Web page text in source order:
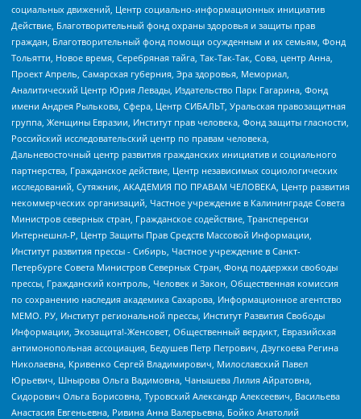
социальных движений, Центр социально-информационных инициатив
Действие, Благотворительный фонд охраны здоровья и защиты прав
граждан, Благотворительный фонд помощи осужденным и их семьям, Фонд
Тольятти, Новое время, Серебряная тайга, Так-Так-Так, Сова, центр Анна,
Проект Апрель, Самарская губерния, Эра здоровья, Мемориал,
Аналитический Центр Юрия Левады, Издательство Парк Гагарина, Фонд
имени Андрея Рылькова, Сфера, Центр СИБАЛЬТ, Уральская правозащитная
группа, Женщины Евразии, Институт прав человека, Фонд защиты гласности,
Российский исследовательский центр по правам человека,
Дальневосточный центр развития гражданских инициатив и социального
партнерства, Гражданское действие, Центр независимых социологических
исследований, Сутяжник, АКАДЕМИЯ ПО ПРАВАМ ЧЕЛОВЕКА, Центр развития
некоммерческих организаций, Частное учреждение в Калининграде Совета
Министров северных стран, Гражданское содействие, Трансперенси
Интернешнл-Р, Центр Защиты Прав Средств Массовой Информации,
Институт развития прессы - Сибирь, Частное учреждение в Санкт-
Петербурге Совета Министров Северных Стран, Фонд поддержки свободы
прессы, Гражданский контроль, Человек и Закон, Общественная комиссия
по сохранению наследия академика Сахарова, Информационное агентство
МЕМО. РУ, Институт региональной прессы, Институт Развития Свободы
Информации, Экозащита!-Женсовет, Общественный вердикт, Евразийская
антимонопольная ассоциация, Бедушев Петр Петрович, Дзугкоева Регина
Николаевна, Кривенко Сергей Владимирович, Милославский Павел
Юрьевич, Шнырова Ольга Вадимовна, Чанышева Лилия Айратовна,
Сидорович Ольга Борисовна, Туровский Александр Алексеевич, Васильева
Анастасия Евгеньевна, Ривина Анна Валерьевна, Бойко Анатолий